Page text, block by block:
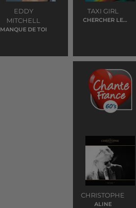
EDDY
MITCHELL
MANQUE DE TOI
TAXI GIRL
CHERCHER LE
CHRISTOPHE
ALINE